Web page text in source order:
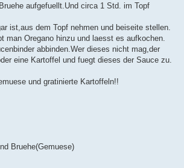
aufgefuellt.Und circa 1 Std. im Topf
ist,aus dem Topf nehmen und beiseite stellen.
man Oregano hinzu und laesst es aufkochen.
abbinden.Wer dieses nicht mag,der
eine Kartoffel und fuegt dieses der Sauce zu.
und gratinierte Kartoffeln!!
Bruehe(Gemuese)